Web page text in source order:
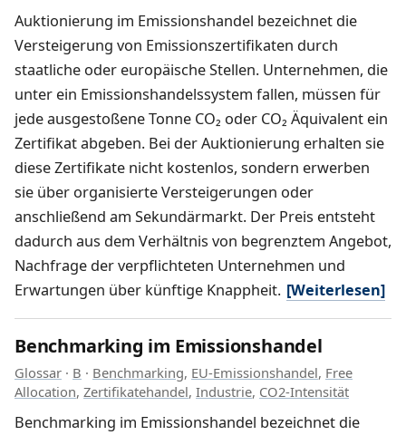
Auktionierung im Emissionshandel bezeichnet die
Versteigerung von Emissionszertifikaten durch
staatliche oder europäische Stellen. Unternehmen, die
unter ein Emissionshandelssystem fallen, müssen für
jede ausgestoßene Tonne CO₂ oder CO₂ Äquivalent ein
Zertifikat abgeben. Bei der Auktionierung erhalten sie
diese Zertifikate nicht kostenlos, sondern erwerben
sie über organisierte Versteigerungen oder
anschließend am Sekundärmarkt. Der Preis entsteht
dadurch aus dem Verhältnis von begrenztem Angebot,
Nachfrage der verpflichteten Unternehmen und
Erwartungen über künftige Knappheit. [Weiterlesen]
Benchmarking im Emissionshandel
Glossar · B · Benchmarking, EU-Emissionshandel, Free
Allocation, Zertifikatehandel, Industrie, CO2-Intensität
Benchmarking im Emissionshandel bezeichnet die